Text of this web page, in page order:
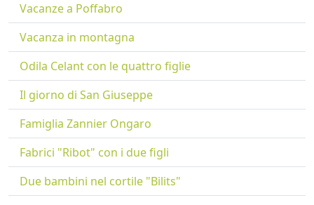
Vacanze a Poffabro
Vacanza in montagna
Odila Celant con le quattro figlie
Il giorno di San Giuseppe
Famiglia Zannier Ongaro
Fabrici "Ribot" con i due figli
Due bambini nel cortile "Bilits"